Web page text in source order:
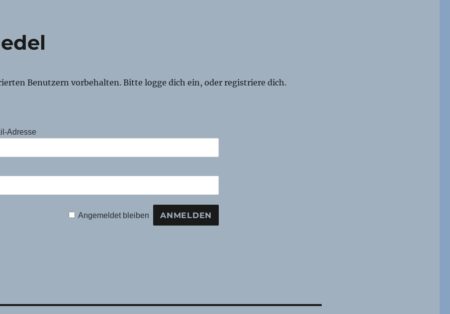
Benutzern vorbehalten. Bitte logge dich ein, oder registriere dich.
Adresse
Angemeldet bleiben